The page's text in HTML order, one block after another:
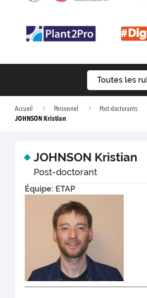
Toutes les
Accueil Personnel
Post-doctorants
JOHNSON Kristian
JOHNSON Kristian
Post-doctorant
Équipe: ETAP